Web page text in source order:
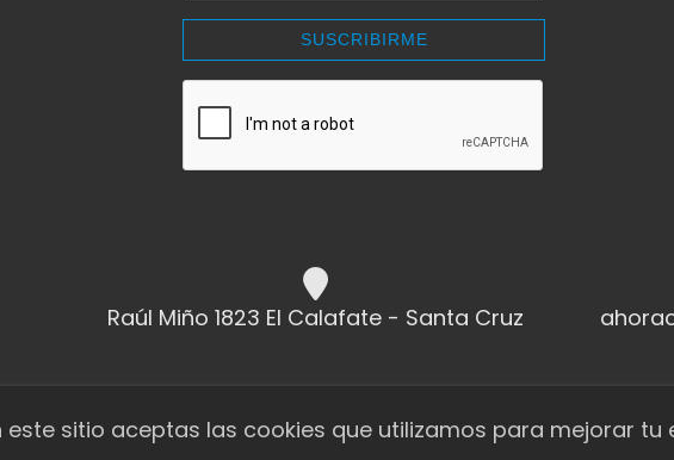
SUSCRIBIRME
Raúl Miño 1823 El Calafate - Santa Cruz
este sitio aceptas las cookies que utilizamos para mejorar tu